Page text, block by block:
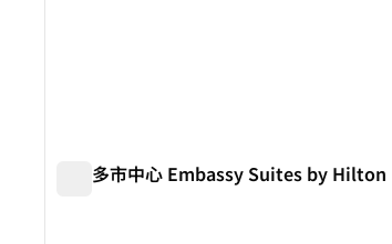
奥兰多市中心 Embassy Suites by Hilton